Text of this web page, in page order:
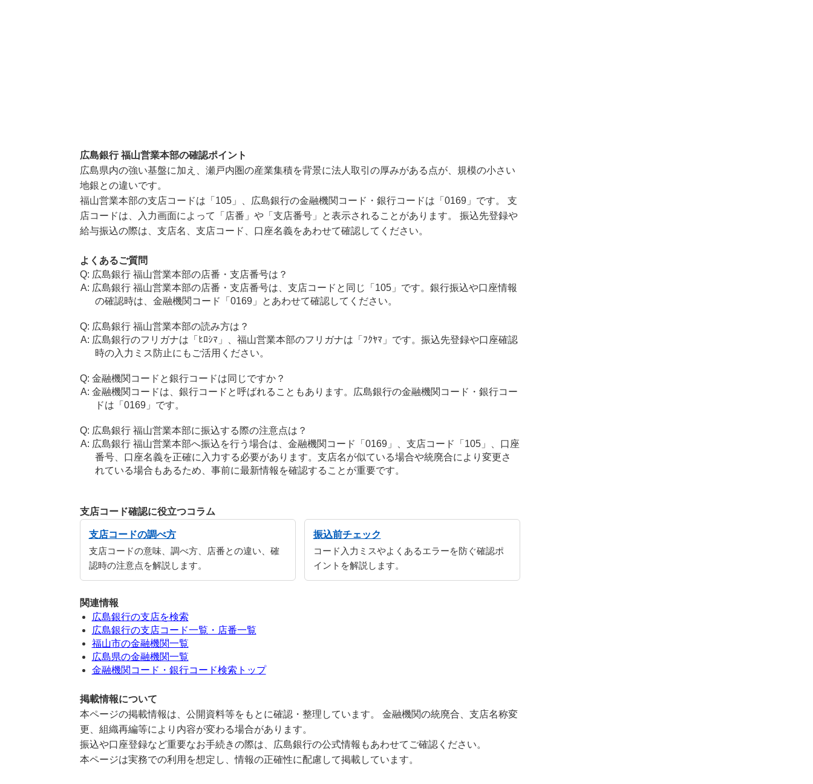
広島銀行 福山営業本部の確認ポイント
広島県内の強い基盤に加え、瀬戸内圏の産業集積を背景に法人取引の厚みがある点が、規模の小さい
地銀との違いです。
福山営業本部の支店コードは「105」、広島銀行の金融機関コード・銀行コードは「0169」です。 支
店コードは、入力画面によって「店番」や「支店番号」と表示されることがあります。 振込先登録や
給与振込の際は、支店名、支店コード、口座名義をあわせて確認してください。
よくあるご質問
広島銀行 福山営業本部の店番・支店番号は？
広島銀行 福山営業本部の店番・支店番号は、支店コードと同じ「105」です。銀行振込や口座情報
の確認時は、金融機関コード「0169」とあわせて確認してください。
広島銀行 福山営業本部の読み方は？
広島銀行のフリガナは「ﾋﾛｼﾏ」、福山営業本部のフリガナは「ﾌｸﾔﾏ」です。振込先登録や口座確認
時の入力ミス防止にもご活用ください。
金融機関コードと銀行コードは同じですか？
金融機関コードは、銀行コードと呼ばれることもあります。広島銀行の金融機関コード・銀行コー
ドは「0169」です。
広島銀行 福山営業本部に振込する際の注意点は？
広島銀行 福山営業本部へ振込を行う場合は、金融機関コード「0169」、支店コード「105」、口座
番号、口座名義を正確に入力する必要があります。支店名が似ている場合や統廃合により変更さ
れている場合もあるため、事前に最新情報を確認することが重要です。
支店コード確認に役立つコラム
支店コードの調べ方
支店コードの意味、調べ方、店番との違い、確
認時の注意点を解説します。
振込前チェック
コード入力ミスやよくあるエラーを防ぐ確認ポ
イントを解説します。
関連情報
広島銀行の支店を検索
広島銀行の支店コード一覧・店番一覧
福山市の金融機関一覧
広島県の金融機関一覧
金融機関コード・銀行コード検索トップ
掲載情報について
本ページの掲載情報は、公開資料等をもとに確認・整理しています。 金融機関の統廃合、支店名称変
更、組織再編等により内容が変わる場合があります。
振込や口座登録など重要なお手続きの際は、広島銀行の公式情報もあわせてご確認ください。
本ページは実務での利用を想定し、情報の正確性に配慮して掲載しています。